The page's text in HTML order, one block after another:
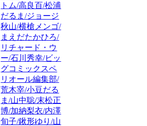
トム/高良百/松浦
だるま/ジョージ
秋山/横槍メンゴ/
まえだたかひろ/
リチャード・ウ
ー/石川秀幸/ビッ
グコミックスペ
リオール編集部/
荒木宰/小豆だる
ま/山中聡/末松正
博/加納梨衣/内澤
旬子/鍬形ゆり/山